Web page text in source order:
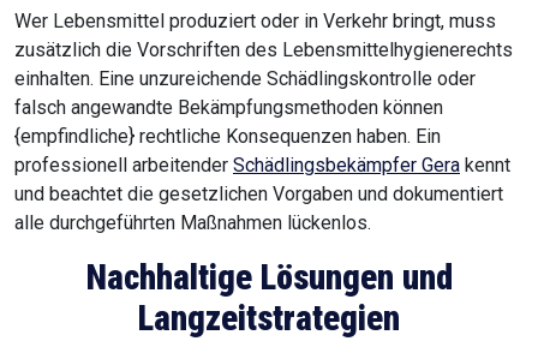
Wer Lebensmittel produziert oder in Verkehr bringt, muss
zusätzlich die Vorschriften des Lebensmittelhygienerechts
einhalten. Eine unzureichende Schädlingskontrolle oder
falsch angewandte Bekämpfungsmethoden können
{empfindliche} rechtliche Konsequenzen haben. Ein
professionell arbeitender Schädlingsbekämpfer Gera kennt
und beachtet die gesetzlichen Vorgaben und dokumentiert
alle durchgeführten Maßnahmen lückenlos.
Nachhaltige Lösungen und
Langzeitstrategien